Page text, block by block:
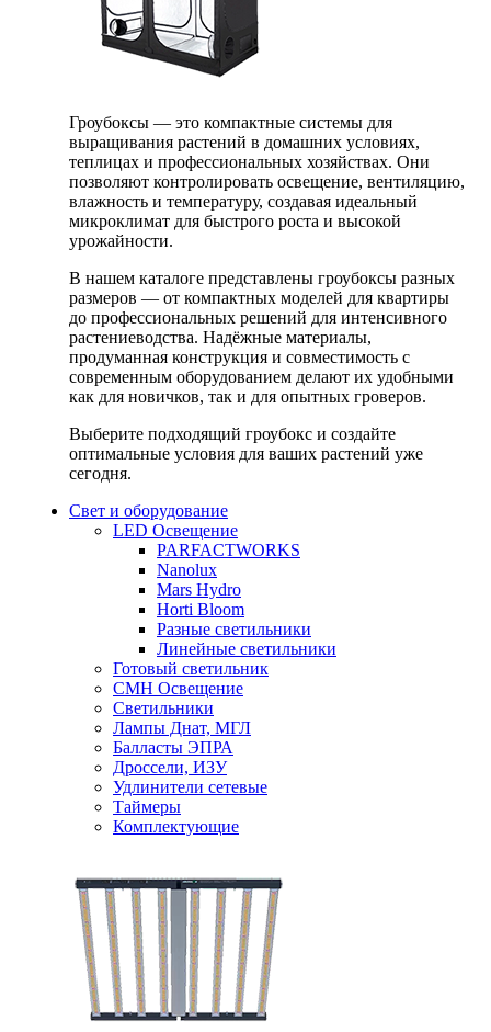
Гроубоксы — это компактные системы для
выращивания растений в домашних условиях,
теплицах и профессиональных хозяйствах. Они
позволяют контролировать освещение, вентиляцию,
влажность и температуру, создавая идеальный
микроклимат для быстрого роста и высокой
урожайности.
В нашем каталоге представлены гроубоксы разных
размеров — от компактных моделей для квартиры
до профессиональных решений для интенсивного
растениеводства. Надёжные материалы,
продуманная конструкция и совместимость с
современным оборудованием делают их удобными
как для новичков, так и для опытных гроверов.
Выберите подходящий гроубокс и создайте
оптимальные условия для ваших растений уже
сегодня.
Свет и оборудование
LED Освещение
PARFACTWORKS
Nanolux
Mars Hydro
Horti Bloom
Разные светильники
Линейные светильники
Готовый светильник
CMH Освещение
Светильники
Лампы Днат, МГЛ
Балласты ЭПРА
Дроссели, ИЗУ
Удлинители сетевые
Таймеры
Комплектующие